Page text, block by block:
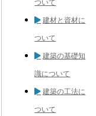
ついて
建材と資材に
ついて
建築の基礎知
識について
建築の工法に
ついて